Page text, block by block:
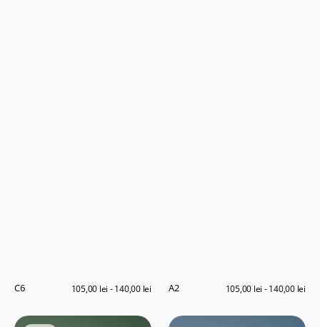
C6
Preț
105,00 lei - 140,00 lei A2
Preț
105,00 lei - 140,00 lei
A9 A24